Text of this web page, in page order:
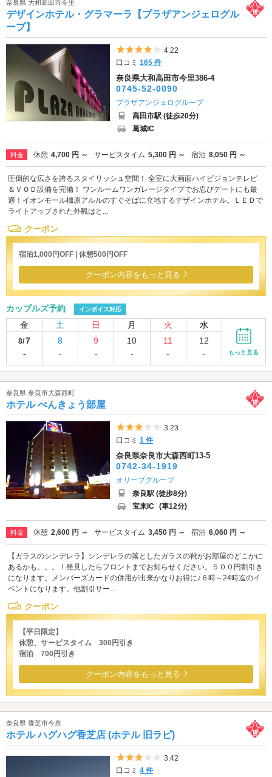
奈良県 大和高田市今里
デザインホテル・グラマーラ【プラザアンジェログル
ープ】
5つ星のうち4
4.22
口コミ165 件
奈良県大和高田市今里386-4
0745-52-0090
プラザアンジェログループ
高田市駅 (徒歩20分)
葛城IC
料金 休憩 4,700 円 ～ サービスタイム 5,300 円 ～ 宿泊 8,050 円 ～
圧倒的な広さを誇るスタイリッシュ空間！ 全室に大画面ハイビジョンテレビ
＆ＶＯＤ設備を完備！ ワンルームワンガレージタイプでお忍びデートにも最
適！イオンモール橿原アルルのすぐそばに立地するデザインホテル。ＬＥＤで
ライトアップされた外観はと...
クーポン
宿泊1,000円OFF | 休憩500円OFF
クーポン内容をもっと見る
カップルズ予約 インボイス対応
金 土 日 月 火 水
8/7
-
8
-
9
-
10
-
11
-
12
-
もっと見る
奈良県 奈良市大森西町
ホテル べんきょう部屋
5つ星のうち3
3.23
口コミ1 件
奈良県奈良市大森西町13-5
0742-34-1919
オリーブグループ
奈良駅 (徒歩8分)
宝来IC (車12分)
料金 休憩 2,600 円 ～ サービスタイム 3,450 円 ～ 宿泊 6,060 円 ～
【ガラスのシンデレラ】シンデレラの落としたガラスの靴がお部屋のどこかに
あるかも。。。！発見したらフロントまでお知らせください。５００円割引き
になります。メンバーズカードの併用が出来かなりお得に♪６時～24時迄のイ
ベントになります。他割引サー...
クーポン
【平日限定】
休憩、サービスタイム 300円引き
宿泊 700円引き
クーポン内容をもっと見る
奈良県 香芝市今泉
ホテル ハグハグ香芝店 (ホテル 旧ラピ)
5つ星のうち3
3.42
口コミ4 件